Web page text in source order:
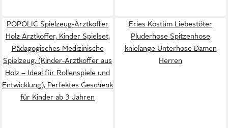
POPOLIC Spielzeug-Arztkoffer
Holz Arztkoffer, Kinder Spielset,
Pädagogisches Medizinische
Spielzeug, (Kinder-Arztkoffer aus
Holz – Ideal für Rollenspiele und
Entwicklung), Perfektes Geschenk
für Kinder ab 3 Jahren
Fries Kostüm Liebestöter
Pluderhose Spitzenhose
knielange Unterhose Damen
Herren